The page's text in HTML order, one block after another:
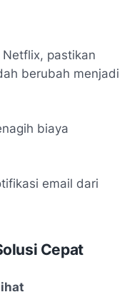
pastikan
berubah menjadi
biaya
email dari
Cepat